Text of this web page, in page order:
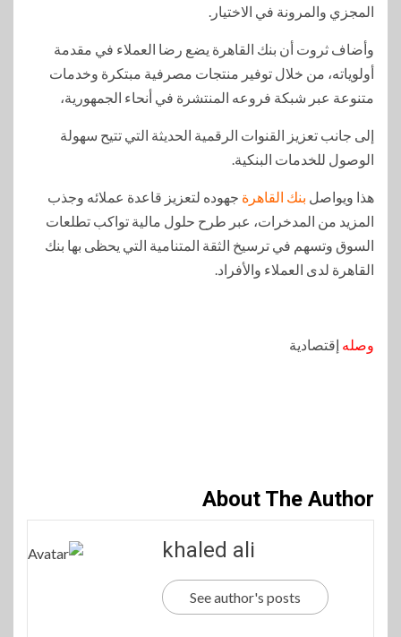
المجزي والمرونة في الاختيار.
وأضاف ثروت أن بنك القاهرة يضع رضا العملاء في مقدمة
أولوياته، من خلال توفير منتجات مصرفية مبتكرة وخدمات
متنوعة عبر شبكة فروعه المنتشرة في أنحاء الجمهورية،
إلى جانب تعزيز القنوات الرقمية الحديثة التي تتيح سهولة
الوصول للخدمات البنكية.
هذا ويواصل بنك القاهرة جهوده لتعزيز قاعدة عملائه وجذب
المزيد من المدخرات، عبر طرح حلول مالية تواكب تطلعات
السوق وتسهم في ترسيخ الثقة المتنامية التي يحظى بها بنك
القاهرة لدى العملاء والأفراد.
وصله إقتصادية
About The Author
khaled ali
See author's posts